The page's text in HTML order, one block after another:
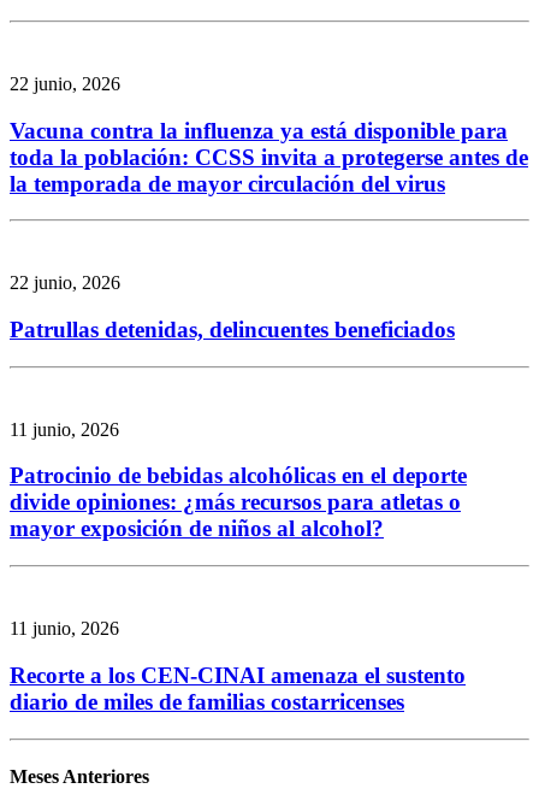
22 junio, 2026
Vacuna contra la influenza ya está disponible para
toda la población: CCSS invita a protegerse antes de
la temporada de mayor circulación del virus
22 junio, 2026
Patrullas detenidas, delincuentes beneficiados
11 junio, 2026
Patrocinio de bebidas alcohólicas en el deporte
divide opiniones: ¿más recursos para atletas o
mayor exposición de niños al alcohol?
11 junio, 2026
Recorte a los CEN-CINAI amenaza el sustento
diario de miles de familias costarricenses
Meses Anteriores